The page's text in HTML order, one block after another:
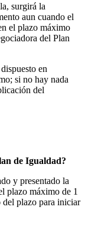
surgirá la
aun cuando el
el plazo máximo
del Plan
en
si no hay nada
del
de Igualdad?
y presentado la
plazo máximo de 1
del plazo para iniciar